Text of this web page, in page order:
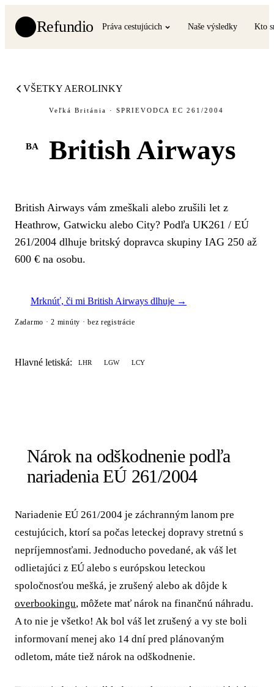
Refundio Práva cestujúcich Naše výsledky Kto
VŠETKY AEROLINKY
BA
Veľká Británia · SPRIEVODCA EC 261/2004
British Airways
British Airways vám zmeškali alebo zrušili let z
Heathrow, Gatwicku alebo City? Podľa UK261 / EÚ
261/2004 dlhuje britský dopravca skupiny IAG 250 až
600 € na osobu.
Mrknúť, či mi British Airways dlhuje →
Zadarmo · 2 minúty · bez registrácie
Hlavné letiská: LHR LGW LCY
Nárok na odškodnenie podľa
nariadenia EÚ 261/2004
Nariadenie EÚ 261/2004 je záchranným lanom pre
cestujúcich, ktorí sa počas leteckej dopravy stretnú s
nepríjemnosťami. Jednoducho povedané, ak váš let
odlietajúci z EÚ alebo s európskou leteckou
spoločnosťou mešká, je zrušený alebo ak dôjde k
overbookingu, môžete mať nárok na finančnú náhradu.
A to nie je všetko! Ak bol váš let zrušený a vy ste boli
informovaní menej ako 14 dní pred plánovaným
odletom, máte tiež nárok na odškodnenie.